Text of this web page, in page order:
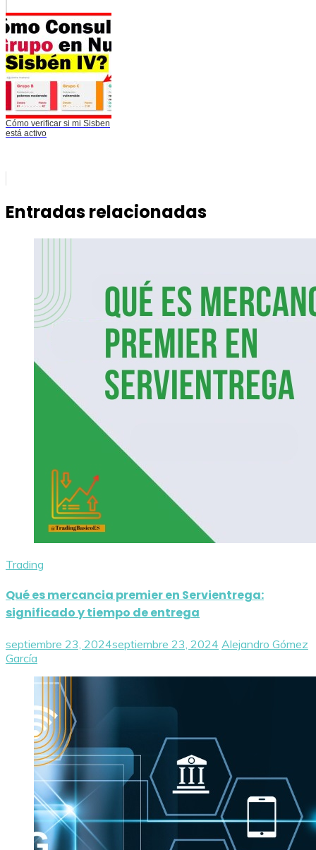
Cómo verificar si mi Sisben
está activo
Entradas relacionadas
Trading
Qué es mercancia premier en Servientrega:
significado y tiempo de entrega
septiembre 23, 2024septiembre 23, 2024 Alejandro Gómez
García